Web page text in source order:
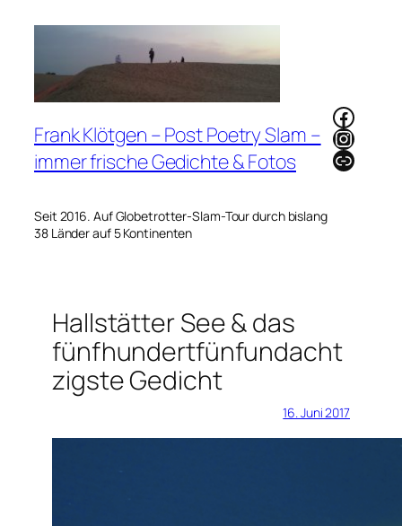
Frank Klötgen – Post Poetry Slam –
immer frische Gedichte & Fotos
Seit 2016. Auf Globetrotter-Slam-Tour durch bislang
38 Länder auf 5 Kontinenten
Link
Hallstätter See & das
fünfhundertfünfundacht
zigste Gedicht
16. Juni 2017